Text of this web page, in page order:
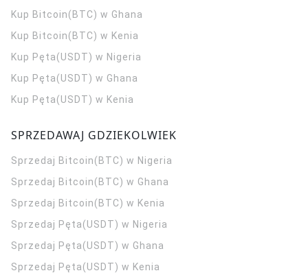
Kup Bitcoin(BTC) w Ghana
Kup Bitcoin(BTC) w Kenia
Kup Pęta(USDT) w Nigeria
Kup Pęta(USDT) w Ghana
Kup Pęta(USDT) w Kenia
SPRZEDAWAJ GDZIEKOLWIEK
Sprzedaj Bitcoin(BTC) w Nigeria
Sprzedaj Bitcoin(BTC) w Ghana
Sprzedaj Bitcoin(BTC) w Kenia
Sprzedaj Pęta(USDT) w Nigeria
Sprzedaj Pęta(USDT) w Ghana
Sprzedaj Pęta(USDT) w Kenia